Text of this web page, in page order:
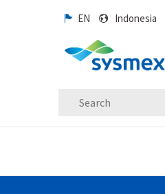
EN Indonesia